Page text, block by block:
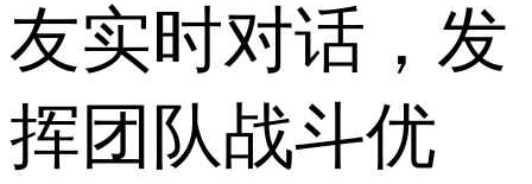
友实时对话，发
挥团队战斗优